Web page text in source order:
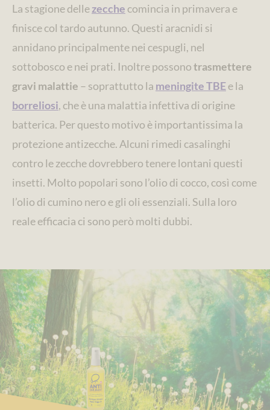
La stagione dellezecche comincia in primavera e
finisce col tardo autunno. Questi aracnidi si
annidano principalmente nei cespugli, nel
sottobosco e nei prati. Inoltre possonotrasmettere
gravi malattie – soprattutto la meningite TBEe la
borreliosi, che è una malattia infettiva di origine
batterica. Per questo motivo è importantissima la
protezione antizecche. Alcuni rimedi casalinghi
contro le zecche dovrebbero tenere lontani questi
insetti. Molto popolari sono l’olio di cocco, così come
l’olio di cumino nero e gli oli essenziali. Sulla loro
reale efficacia ci sono però molti dubbi.